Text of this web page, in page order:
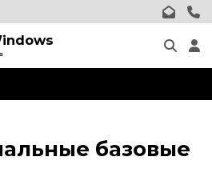
базовые